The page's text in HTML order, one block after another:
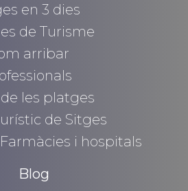
en 3 dies
de Turisme
arribar
les platges
de Sitges
i hospitals
Blog